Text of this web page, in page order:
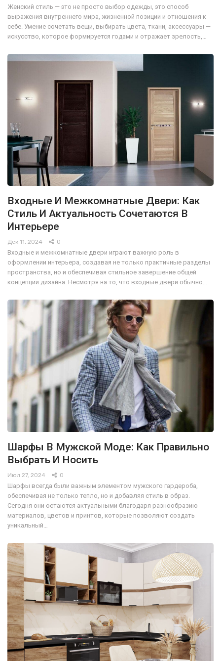
Женский стиль — это не просто выбор одежды, это способ
выражения внутреннего мира, жизненной позиции и отношения к
себе. Умение сочетать вещи, выбирать цвета, ткани, аксессуары —
искусство, которое формируется годами и отражает зрелость,…
Входные И Межкомнатные Двери: Как
Стиль И Актуальность Сочетаются В
Интерьере
Дек 11, 2024 0
Входные и межкомнатные двери играют важную роль в
оформлении интерьера, создавая не только практичные разделы
пространства, но и обеспечивая стильное завершение общей
концепции дизайна. Несмотря на то, что входные двери обычно…
Шарфы В Мужской Моде: Как Правильно
Выбрать И Носить
Июл 27, 2024 0
Шарфы всегда были важным элементом мужского гардероба,
обеспечивая не только тепло, но и добавляя стиль в образ.
Сегодня они остаются актуальными благодаря разнообразию
материалов, цветов и принтов, которые позволяют создать
уникальный…